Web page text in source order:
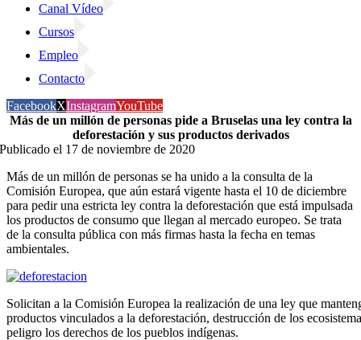
Canal Vídeo
Cursos
Empleo
Contacto
FacebookXInstagramYouTube
Más de un millón de personas pide a Bruselas una ley contra la
deforestación y sus productos derivados
Publicado el 17 de noviembre de 2020
Más de un millón de personas se ha unido a la consulta de la
Comisión Europea, que aún estará vigente hasta el 10 de diciembre
para pedir una estricta ley contra la deforestación que está impulsada
los productos de consumo que llegan al mercado europeo. Se trata
de la consulta pública con más firmas hasta la fecha en temas
ambientales.
Solicitan a la Comisión Europea la realización de una ley que
productos vinculados a la deforestación, destrucción de los
peligro los derechos de los pueblos indígenas.